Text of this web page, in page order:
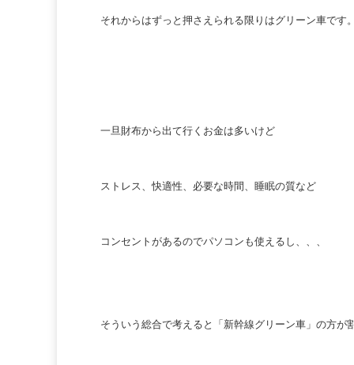
それからはずっと押さえられる限りはグリーン車です
一旦財布から出て行くお金は多いけど
ストレス、快適性、必要な時間、睡眠の質など
コンセントがあるのでパソコンも使えるし、、、
そういう総合で考えると「新幹線グリーン車」の方が